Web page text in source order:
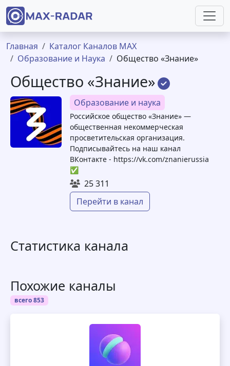
Перейти к основному содержанию
Строка навигации
Главная
Каталог Каналов MAX
Образование и Наука
Общество «Знание»
Общество «Знание»
Образование и наука
Российское общество «Знание» —
общественная некоммерческая
просветительская организация.
Подписывайтесь на наш канал
ВКонтакте - https://vk.com/znanierussia
✅
25 311
Перейти в канал
Статистика канала
Похожие каналы
всего 853